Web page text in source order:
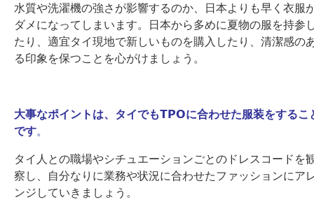
水質や洗濯機の強さが影響するのか、日本よりも早く衣服
ダメになってしまいます。日本から多めに夏物の服を持参
たり、適宜タイ現地で新しいものを購入したり、清潔感の
る印象を保つことを心がけましょう。
大事なポイントは、タイでもTPOに合わせた服装をするこ
です。
タイ人との職場やシチュエーションごとのドレスコードを
察し、自分なりに業務や状況に合わせたファッションにア
ンジしていきましょう。